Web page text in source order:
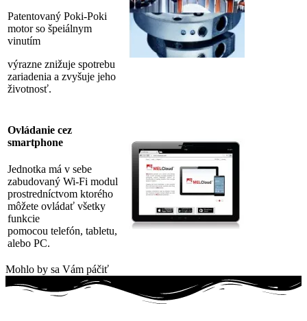
Patentovaný Poki-Poki
motor so špeiálnym
vinutím
výrazne znižuje spotrebu
zariadenia a zvyšuje jeho
životnosť.
Ovládanie cez
smartphone
Jednotka má v sebe
zabudovaný Wi-Fi modul
prostredníctvom ktorého
môžete ovládať všetky
funkcie
pomocou telefón, tabletu,
alebo PC.
Mohlo by sa Vám páčiť